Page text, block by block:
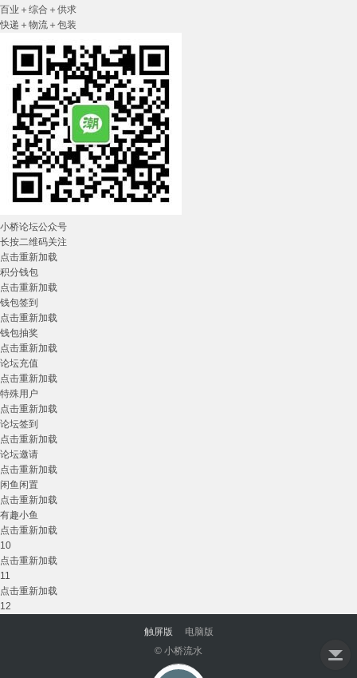
百业＋综合＋供求
快递＋物流＋包装
小桥论坛公众号
长按二维码关注
点击重新加载
积分钱包
点击重新加载
钱包签到
点击重新加载
钱包抽奖
点击重新加载
论坛充值
点击重新加载
特殊用户
点击重新加载
论坛签到
点击重新加载
论坛邀请
点击重新加载
闲鱼闲置
点击重新加载
有趣小鱼
点击重新加载
10
点击重新加载
11
点击重新加载
12
触屏版
电脑版
© 小桥流水